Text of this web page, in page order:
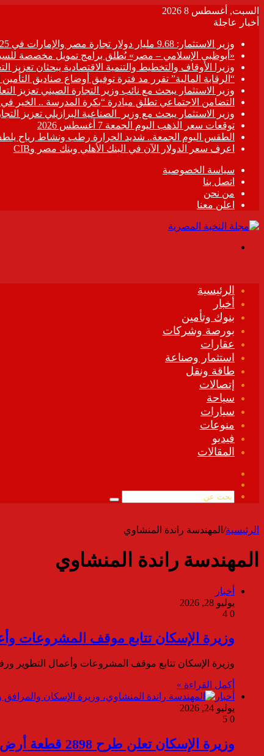
السبت, أغسطس 8 2026
أخبار عاجلة
وزير الاستثمار: 9.68 مليار دولار تجارة مصر والإمارات في 2025
«أبوظبي الإسلامي – مصر» يُطلق برامج تمويل مخصصة
وزيرا الأوقاف والتخطيط والتنمية الاقتصادية يبحثان تعزيز
“الرقابة المالية” تقرر مد فترة توفيق أوضاع صناديق التأمين الخاصة حتى
وزير الاستثمار يبحث مع نائب وزير التجارة الصيني تعزيز
التضامن الاجتماعي تطلق مبادرة “بكرة المدرسة .. الخير
وزير الاستثمار يبحث مع وزير الصناعية البرازيلي تعزيز
توقعات سعر الذهب اليوم الجمعة 7 أغسطس 2026
الطقس اليوم الجمعة.. شديد الحرارة رطب ونشاط رياح يلطف
اعرف سعر الدولار الآن في البنك الأهلي وبنك مصر وCIB
سياسة الخصوصية
اتصل بنا
من نحن
اعلن معنا
الرئيسية
أخبار
بنوك وتأمين
بورصة وشركات
عقارات
استثمار وصناعة
طاقة ونقل
إتصالات
سياحة
سيارات
منوعات
فيديو
المقالات
الموقع
بحث
الرئيسية/ المهندسة راندة المنشاوي
المهندسة راندة المنشاوي
أخبار
يوليو 28, 2026
0
وزيرة الإسكان تتابع موقف المشروعات
وزيرة الإسكان تتابع موقف المشروعات وأعمال التطوير
أكمل القراءة »
أخبار
يوليو 24, 2026
0
وزيرة الإسكان تعلن طرح 2898 قطعة أرض سكنية ضمن برنامج “مسكن” في 17 مدينة جديدة